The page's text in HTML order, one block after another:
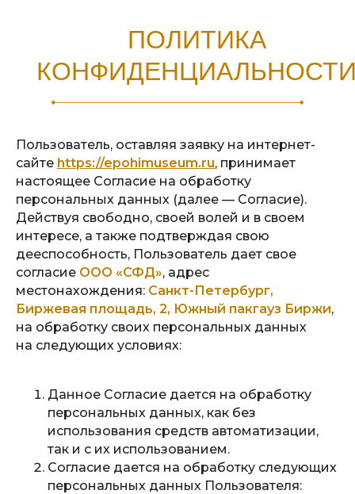
ПОЛИТИКА
Пользователь, оставляя заявку на интернет-
сайте https://epohimuseum.ru, принимает
настоящее Согласие на обработку
персональных данных (далее — Согласие).
Действуя свободно, своей волей и в своем
интересе, а также подтверждая свою
дееспособность, Пользователь дает свое
согласие ООО «СФД», адрес
местонахождения: Санкт-Петербург,
Биржевая площадь, 2, Южный пакгауз Биржи,
на обработку своих персональных данных
на следующих условиях:
Данное Согласие дается на обработку
персональных данных, как без
использования средств автоматизации,
так и с их использованием.
Согласие дается на обработку следующих
персональных данных Пользователя: